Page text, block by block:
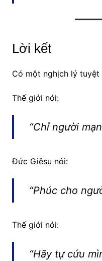
Lời kết
Có một nghịch lý
Thế giới nói:
“Chỉ người
Đức Giêsu nói:
“Phúc cho
Thế giới nói:
“Hãy tự cứu